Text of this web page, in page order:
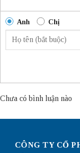
Anh Chị
Chưa có bình luận nào
CÔNG TY CỔ